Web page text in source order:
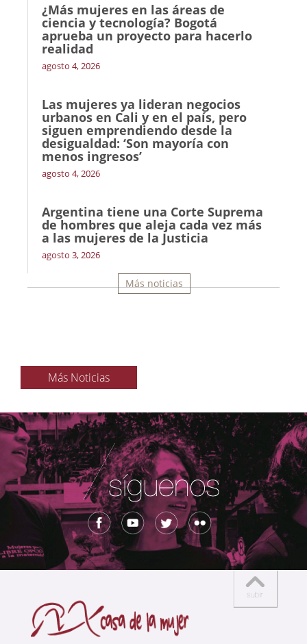
¿Más mujeres en las áreas de
ciencia y tecnología? Bogotá
aprueba un proyecto para hacerlo
realidad
agosto 4, 2026
Las mujeres ya lideran negocios
urbanos en Cali y en el país, pero
siguen emprendiendo desde la
desigualdad: ‘Son mayoría con
menos ingresos’
agosto 4, 2026
Argentina tiene una Corte Suprema
de hombres que aleja cada vez más
a las mujeres de la Justicia
agosto 3, 2026
Más noticias
Más Noticias